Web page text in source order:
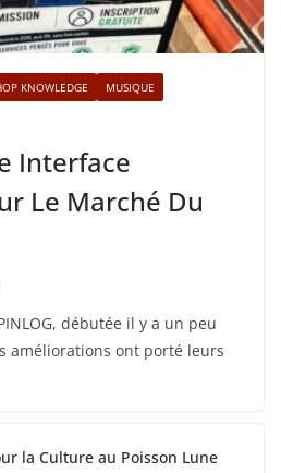
KNOWLEDGE
MUSIQUE
Interface
Le Marché Du
débutée il y a un peu
améliorations ont porté leurs
la Culture au Poisson Lune